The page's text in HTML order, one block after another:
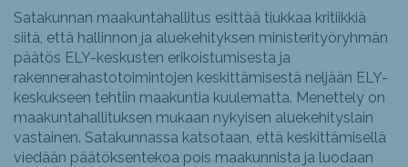
Satakunnan maakuntahallitus esittää tiukkaa kritiikkiä
siitä, että hallinnon ja aluekehityksen ministerityöryhmän
päätös ELY-keskusten erikoistumisesta ja
rakennerahastotoimintojen keskittämisestä neljään ELY-
keskukseen tehtiin maakuntia kuulematta. Menettely on
maakuntahallituksen mukaan nykyisen aluekehityslain
vastainen. Satakunnassa katsotaan, että keskittämisellä
viedään päätöksentekoa pois maakunnista ja luodaan